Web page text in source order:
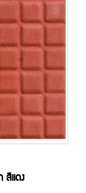
สีแดง